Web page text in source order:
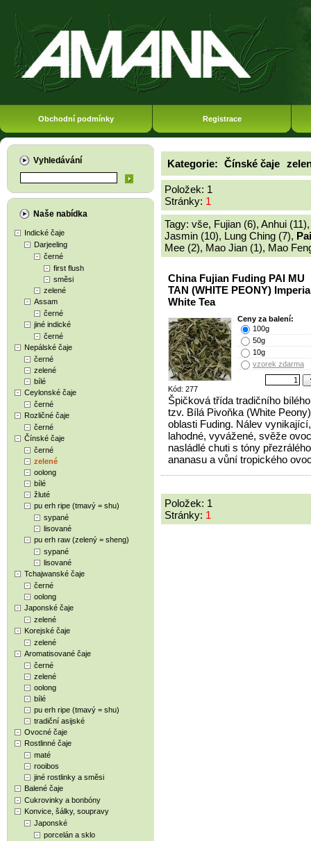
Obchodní podmínky Registrace
Vyhledávání
Naše nabídka
Indické čaje
Darjeeling
černé
first flush
směsi
zelené
Assam
černé
jiné indické
černé
Nepálské čaje
černé
zelené
bílé
Ceylonské čaje
černé
Rozličné čaje
černé
Čínské čaje
černé
zelené
oolong
bílé
žluté
pu erh ripe (tmavý = shu)
sypané
lisované
pu erh raw (zelený = sheng)
sypané
lisované
Tchajwanské čaje
černé
oolong
Japonské čaje
zelené
Korejské čaje
zelené
Aromatisované čaje
černé
zelené
oolong
bílé
pu erh ripe (tmavý = shu)
tradiční asijské
Ovocné čaje
Rostlinné čaje
maté
rooibos
jiné rostlinky a směsi
Balené čaje
Cukrovinky a bonbóny
Konvice, šálky, soupravy
Japonské
porcelán a sklo
Kategorie: Čínské čaje
Položek: 1
Stránky: 1
Tagy: vše, Fujian (6), Anhui (11)
Jasmin (10), Lung Ching (7),
Mee (2), Mao Jian (1), Mao
China Fujian Fuding PAI MU
TAN (WHITE PEONY)
White Tea
Kód: 277
Ceny za balení:
100g
50g
10g
vzorek zdarma
Špičková třída tradičního
tzv. Bílá Pivoňka (White
oblasti Fuding. Nálev vynikající,
lahodné, vyvážené, svěže
nasládlé chuti s tóny přezrálého
ananasu a vůní tropického
Položek: 1
Stránky: 1